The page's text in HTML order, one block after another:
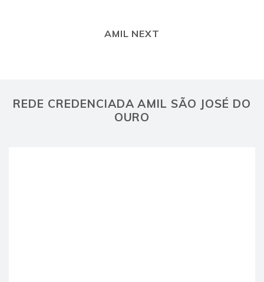
AMIL NEXT
REDE CREDENCIADA AMIL SÃO JOSÉ DO
OURO